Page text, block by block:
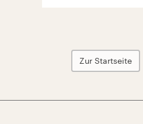
Zur Startseite